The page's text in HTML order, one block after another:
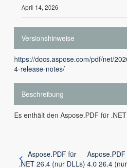
April 14, 2026
Versionshinweise
https://docs.aspose.com/pdf/net/
4-release-notes/
Beschreibung
Es enthält den Aspose.PDF für
Aspose.PDF für
.NET 26.4 (nur DLLs) 4.0 26.4